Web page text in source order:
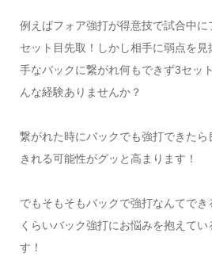
例えばフォア強打が得意技で試合中に
セット目先取！しかし相手に弱点を
手なバックに繋がれ何もできず3セッ
んな経験ありませんか？
繋がれた時にバックでも強打できたら
きれる可能性がグッと高まります！
でもそもそもバックで強打なんてで
くらいバック強打にお悩みを抱えてい
す！